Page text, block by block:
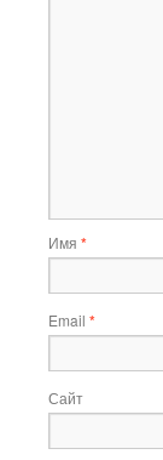
Имя *
Email *
Сайт